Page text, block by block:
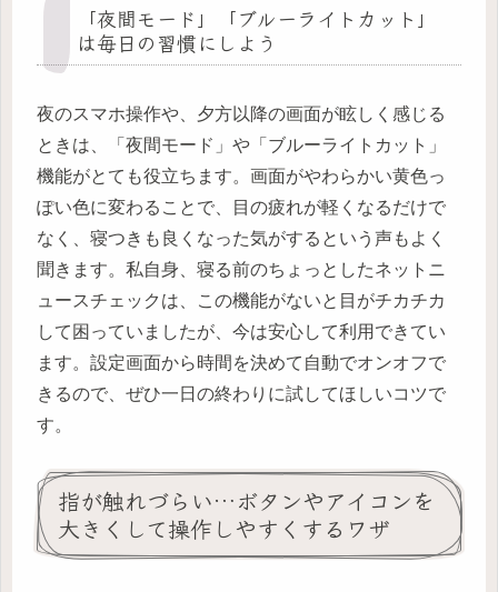
「夜間モード」「ブルーライトカット」
は毎日の習慣にしよう
夜のスマホ操作や、夕方以降の画面が眩しく感じる
ときは、「夜間モード」や「ブルーライトカット」
機能がとても役立ちます。画面がやわらかい黄色っ
ぽい色に変わることで、目の疲れが軽くなるだけで
なく、寝つきも良くなった気がするという声もよく
聞きます。私自身、寝る前のちょっとしたネットニ
ュースチェックは、この機能がないと目がチカチカ
して困っていましたが、今は安心して利用できてい
ます。設定画面から時間を決めて自動でオンオフで
きるので、ぜひ一日の終わりに試してほしいコツで
す。
指が触れづらい…ボタンやアイコンを
大きくして操作しやすくするワザ